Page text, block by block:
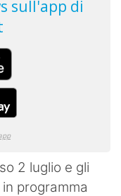
2 luglio e gli
in programma